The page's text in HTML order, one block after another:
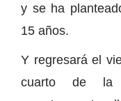
y se ha
15 años.
Y regresará el
cuarto de